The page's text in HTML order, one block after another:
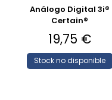
Análogo Digital 3i®
Certain®
19,75 €
Stock no disponible